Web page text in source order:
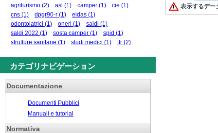
agriturismo (2) asl (1) camper (1) cie (1)
cns (1) dpgr90-r (1) eidas (1)
odontoiatrici (1) oneri (1) saldi (1)
saldi 2022 (1) sosta camper (1) spid (1)
strutture sanitarie (1) studi medici (1) ttr (2)
カテゴリナビゲーション
Documentazione
Documenti Pubblici
Manuali e tutorial
Normativa
表示するデー